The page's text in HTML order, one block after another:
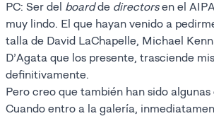
PC: Ser del boardde directorsen el
muy lindo. El que hayan venido a
talla de David LaChapelle, Michael
D’Agata que los presente, trasciende
definitivamente.
Pero creo que también han sido algunas
Cuando entro a la galería,